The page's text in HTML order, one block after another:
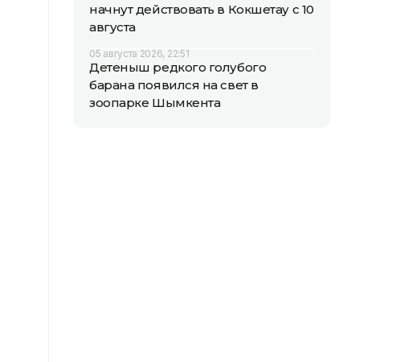
начнут действовать в Кокшетау с 10
августа
05 августа 2026, 22:51
Детеныш редкого голубого
барана появился на свет в
зоопарке Шымкента